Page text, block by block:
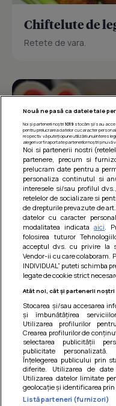
Chiftelute de
Retete de vara.
Barcute din
Un deliciu usor de
Nouă ne pasă ca datele tale
Noi și partenerii noștri 1019stocăm și/sau
pentru prelucrarea datelor cu caracter
respectiv vă puteți opune utilizării unui interes
alegeri vor fi raportate partenerilor noștri și nu
Noi si partenerii nostri
partenere, precum si
prelucram date pentru a
personaliza continutul si
interesele si/sau profilul
retelelor de socializare si
de drepturile prevazute de
datelor cu caracter
modalitatea indicataaici .
folosirea tuturor
acceptul dvs. cu privire la
Vendor-ii cu care colaboram.
INDIVIDUAL” puteti schimba
legate de cookie strict
Atât noi, cât și partenerii
Stocarea și/sau accesarea
și îmbunătățirea
Utilizarea profilurilor
Crearea profilurilor de
selectarea publicității
publicitate personalizată.
Înțelegerea publicului prin
diferite. Utilizarea de
Utilizarea datelor limitate
geolocație și identificarea
Listă parteneri (furnizori)